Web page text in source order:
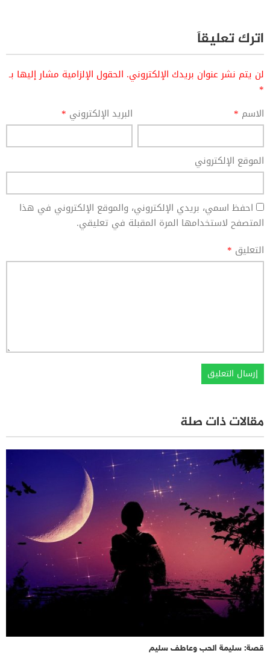
اترك تعليقاً
لن يتم نشر عنوان بريدك الإلكتروني. الحقول الإلزامية مشار إليها بـ
*
الاسم * البريد الإلكتروني *
الموقع الإلكتروني
احفظ اسمي، بريدي الإلكتروني، والموقع الإلكتروني في هذا
المتصفح لاستخدامها المرة المقبلة في تعليقي.
التعليق *
مقالات ذات صلة
قصة: سليمة الحب وعاطف سليم